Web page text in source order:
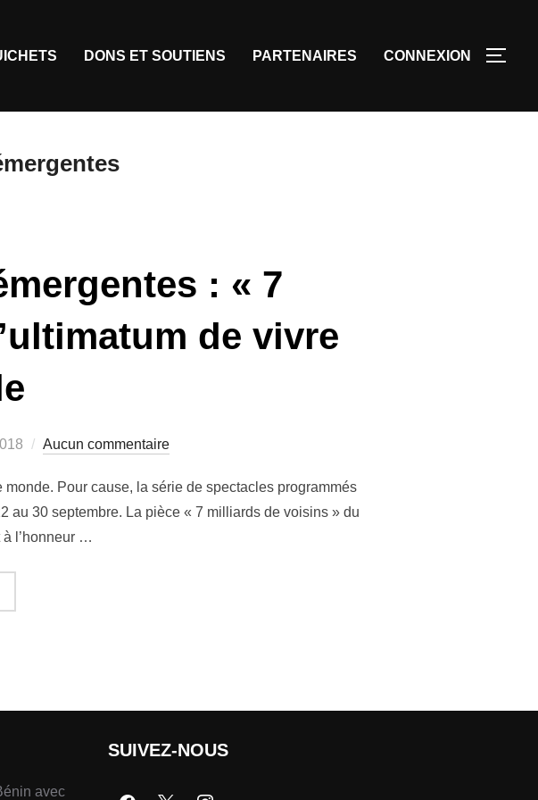
DONS ET SOUTIENS PARTENAIRES CONNEXION
: « 7
de vivre
Aucun commentaire
Pour cause, la série de spectacles programmés
au 30 septembre. La pièce « 7 milliards de voisins » du
l’honneur …
avec
SUIVEZ-NOUS